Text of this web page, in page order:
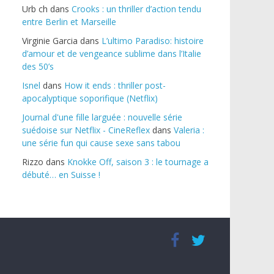
Urb ch dans Crooks : un thriller d’action tendu
entre Berlin et Marseille
Virginie Garcia dans L’ultimo Paradiso: histoire
d’amour et de vengeance sublime dans l’Italie
des 50’s
Isnel dans How it ends : thriller post-
apocalyptique soporifique (Netflix)
Journal d'une fille larguée : nouvelle série
suédoise sur Netflix - CineReflex dans Valeria :
une série fun qui cause sexe sans tabou
Rizzo dans Knokke Off, saison 3 : le tournage a
débuté… en Suisse !